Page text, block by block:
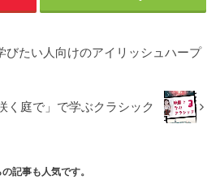
びたい人向けのアイリッシュハープ
く庭で」で学ぶクラシック
記事も人気です。